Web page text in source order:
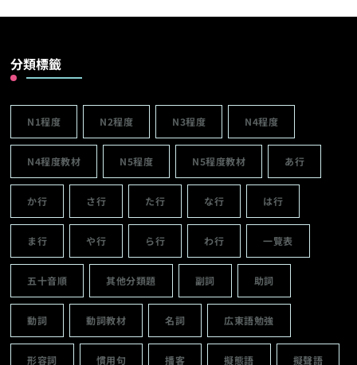
分類標籤
N1程度 N2程度 N3程度 N4程度
N4程度教材 N5程度 N5程度教材 あ行
か行 さ行 た行 な行 は行
ま行 や行 ら行 わ行 一覽表
五十音順 其他分類題 副詞 助詞
動詞 動詞教材 名詞 広東語勉強
形容詞 慣用句 播客 擬態語 擬聲語